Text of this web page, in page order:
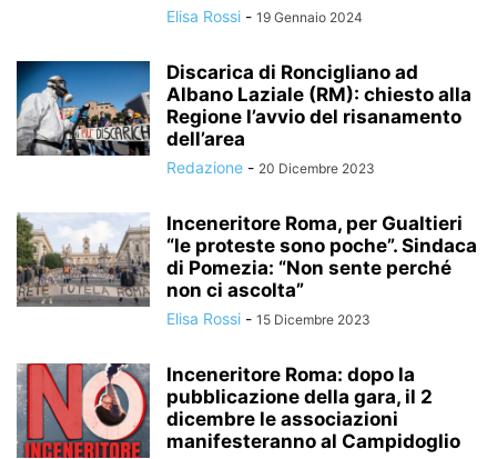
Elisa Rossi - 19 Gennaio 2024
Discarica di Roncigliano ad
Albano Laziale (RM): chiesto alla
Regione l’avvio del risanamento
dell’area
Redazione - 20 Dicembre 2023
Inceneritore Roma, per Gualtieri
“le proteste sono poche”. Sindaca
di Pomezia: “Non sente perché
non ci ascolta”
Elisa Rossi - 15 Dicembre 2023
Inceneritore Roma: dopo la
pubblicazione della gara, il 2
dicembre le associazioni
manifesteranno al Campidoglio